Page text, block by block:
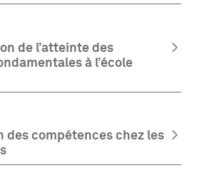
de l’atteinte des
à l’école
des compétences chez les